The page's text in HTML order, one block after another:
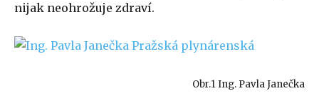
nijak neohrožuje zdraví.
Obr.1 Ing. Pavla Janečka